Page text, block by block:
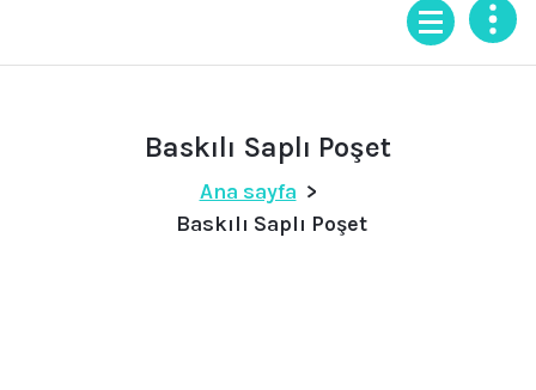
Baskılı Saplı Poşet
Ana sayfa >
Baskılı Saplı Poşet